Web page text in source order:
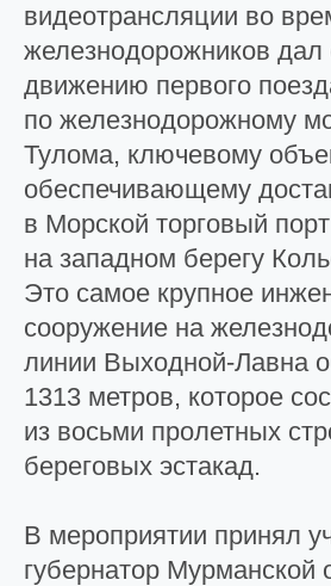
видеотрансляции во
железнодорожников дал
движению первого
по железнодорожному
Тулома, ключевому
обеспечивающему
в Морской торговый
на западном берегу
Это самое крупное
сооружение на
линии Выходной-Лавна
1313 метров, которое
из восьми пролетных
береговых эстакад.
В мероприятии принял
губернатор Мурманской